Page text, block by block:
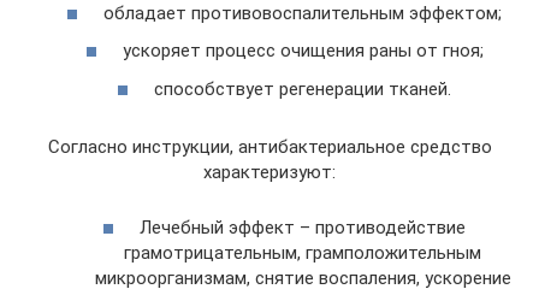
обладает противовоспалительным эффектом;
ускоряет процесс очищения раны от гноя;
способствует регенерации тканей.
Согласно инструкции, антибактериальное средство
характеризуют:
Лечебный эффект – противодействие
грамотрицательным, грамположительным
микроорганизмам, снятие воспаления, ускорение